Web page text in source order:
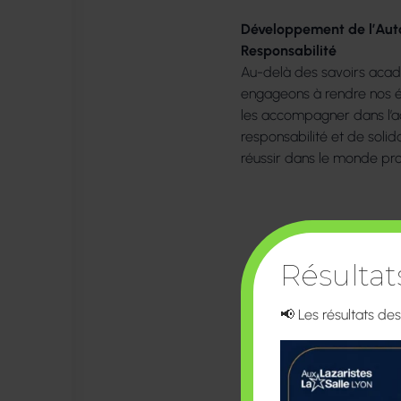
Développement de
Responsabilité
Au-delà des savoirs
engageons à rendre nos
les accompagner dans
responsabilité et de
réussir dans le monde
📢 Les résultats